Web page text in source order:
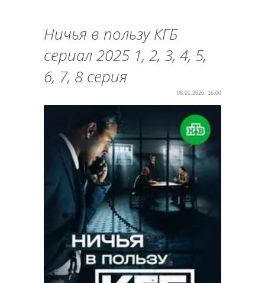
Ничья в пользу КГБ
сериал 2025 1, 2, 3, 4, 5,
6, 7, 8 серия
08.01.2026, 16:00